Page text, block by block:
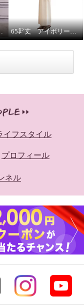
レにもなります。 65㌢丈 アイボリーワイドパンツは、シルエット、履き心地ピカイチ
イフスタイル
プロフィール
ネル